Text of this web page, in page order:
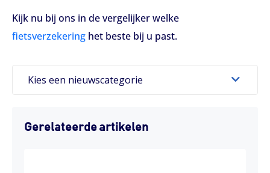
Kijk nu bij ons in de vergelijker welke
fietsverzekering het beste bij u past.
Kies een nieuwscategorie
Gerelateerde artikelen